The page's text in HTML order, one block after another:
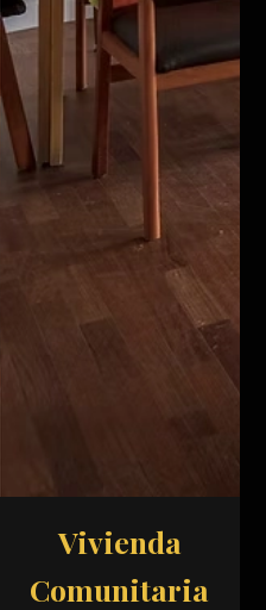
Vivienda
Comunitaria